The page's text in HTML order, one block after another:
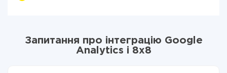
Запитання про інтеграцію Google
Analytics і 8x8